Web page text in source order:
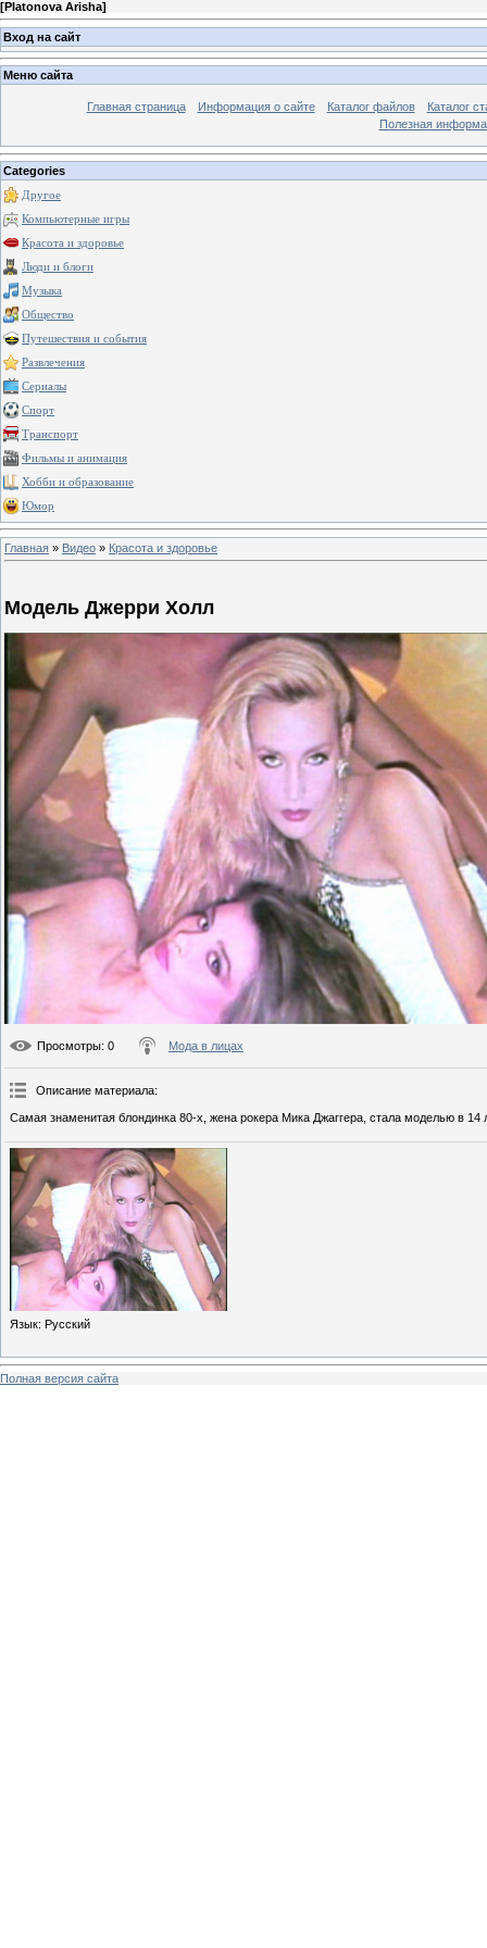
[Platonova Arisha]
Вход на сайт
Меню сайта
Главная страница Информация о сайте Каталог файлов
Каталог
Полезная
Categories
Другое
Компьютерные игры
Красота и здоровье
Люди и блоги
Музыка
Общество
Путешествия и события
Развлечения
Сериалы
Спорт
Транспорт
Фильмы и анимация
Хобби и образование
Юмор
Главная » Видео » Красота и здоровье
Модель Джерри Холл
Просмотры: 0 Мода в лицах
Описание материала:
Самая знаменитая блондинка 80-х, жена рокера Мика Джаггера, стала моделью в
Язык: Русский
Полная версия сайта